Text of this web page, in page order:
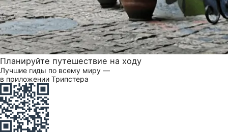
Планируйте путешествие на ходу
Лучшие гиды по всему миру —
в приложении Трипстера